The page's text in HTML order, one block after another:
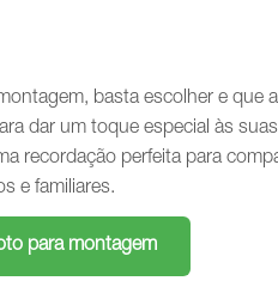
basta escolher e que
dar um toque especial às
recordação perfeita para
e familiares.
para montagem